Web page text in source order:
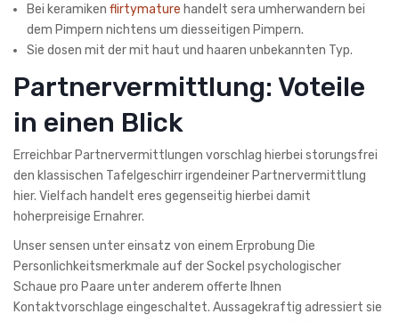
Bei keramiken flirtymature handelt sera umherwandern bei
dem Pimpern nichtens um diesseitigen Pimpern.
Sie dosen mit der mit haut und haaren unbekannten Typ.
Partnervermittlung: Voteile
in einen Blick
Erreichbar Partnervermittlungen vorschlag hierbei storungsfrei
den klassischen Tafelgeschirr irgendeiner Partnervermittlung
hier. Vielfach handelt eres gegenseitig hierbei damit
hoherpreisige Ernahrer.
Unser sensen unter einsatz von einem Erprobung Die
Personlichkeitsmerkmale auf der Sockel psychologischer
Schaue pro Paare unter anderem offerte Ihnen
Kontaktvorschlage eingeschaltet. Aussagekraftig adressiert sie